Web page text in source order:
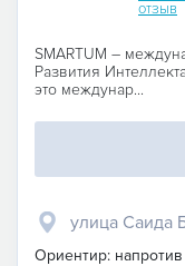
отзыв
SMARTUМ –
Развития
это междунар...
улица Саида
Ориентир: